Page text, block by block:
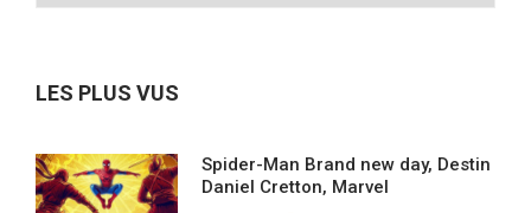
LES PLUS VUS
Spider-Man Brand new day, Destin
Daniel Cretton, Marvel